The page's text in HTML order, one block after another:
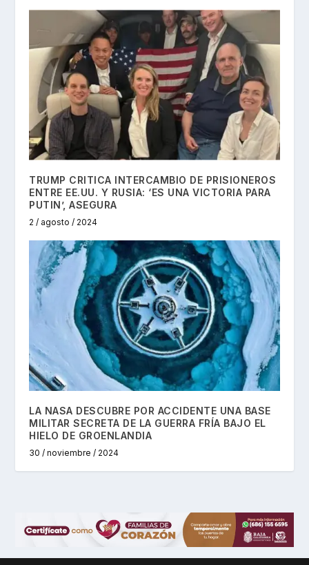
TRUMP CRITICA INTERCAMBIO DE PRISIONEROS
ENTRE EE.UU. Y RUSIA: ‘ES UNA VICTORIA PARA
PUTIN’, ASEGURA
2 / agosto / 2024
LA NASA DESCUBRE POR ACCIDENTE UNA BASE
MILITAR SECRETA DE LA GUERRA FRÍA BAJO EL
HIELO DE GROENLANDIA
30 / noviembre / 2024